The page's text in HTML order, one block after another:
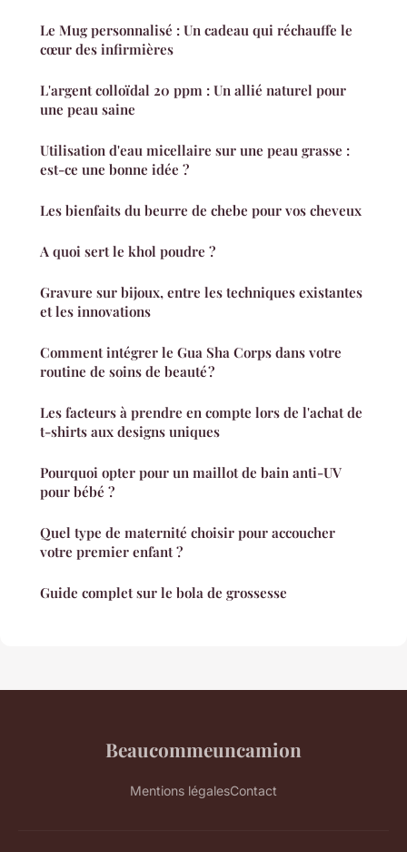
Le Mug personnalisé : Un cadeau qui réchauffe le
cœur des infirmières
L'argent colloïdal 20 ppm : Un allié naturel pour
une peau saine
Utilisation d'eau micellaire sur une peau grasse :
est-ce une bonne idée ?
Les bienfaits du beurre de chebe pour vos cheveux
A quoi sert le khol poudre ?
Gravure sur bijoux, entre les techniques existantes
et les innovations
Comment intégrer le Gua Sha Corps dans votre
routine de soins de beauté ?
Les facteurs à prendre en compte lors de l'achat de
t-shirts aux designs uniques
Pourquoi opter pour un maillot de bain anti-UV
pour bébé ?
Quel type de maternité choisir pour accoucher
votre premier enfant ?
Guide complet sur le bola de grossesse
Beaucommeuncamion
Mentions légalesContact